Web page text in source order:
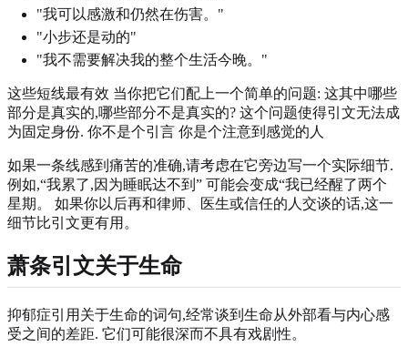
"我可以感激和仍然在伤害。"
"小步还是动的"
"我不需要解决我的整个生活今晚。"
这些短线最有效 当你把它们配上一个简单的问题: 这其中哪些
部分是真实的,哪些部分不是真实的? 这个问题使得引文无法成
为固定身份. 你不是个引言 你是个注意到感觉的人
如果一条线感到痛苦的准确,请考虑在它旁边写一个实际细节.
例如,“我累了,因为睡眠达不到” 可能会变成“我已经醒了两个
星期。 如果你以后再和律师、医生或信任的人交谈的话,这一
细节比引文更有用。
萧条引文关于生命
抑郁症引用关于生命的词句,经常谈到生命从外部看与内心感
受之间的差距. 它们可能很深而不具有戏剧性。